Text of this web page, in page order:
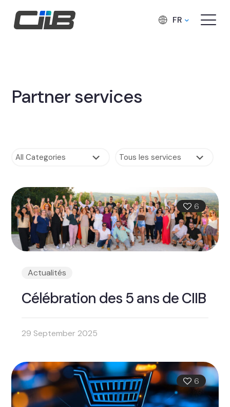
FR
Partner services
6
Actualités
Célébration des 5 ans de CIIB
29 September 2025
6